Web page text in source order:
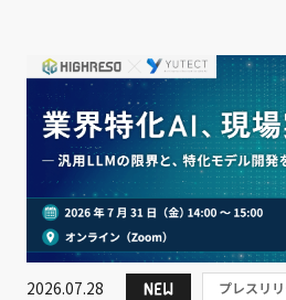
2026.07.28 プレスリ